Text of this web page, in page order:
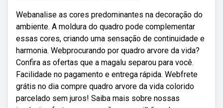
Webanalise as cores predominantes na decoração do
ambiente. A moldura do quadro pode complementar
essas cores, criando uma sensação de continuidade e
harmonia. Webprocurando por quadro arvore da vida?
Confira as ofertas que a magalu separou para você.
Facilidade no pagamento e entrega rápida. Webfrete
grátis no dia compre quadro arvore da vida colorido
parcelado sem juros! Saiba mais sobre nossas